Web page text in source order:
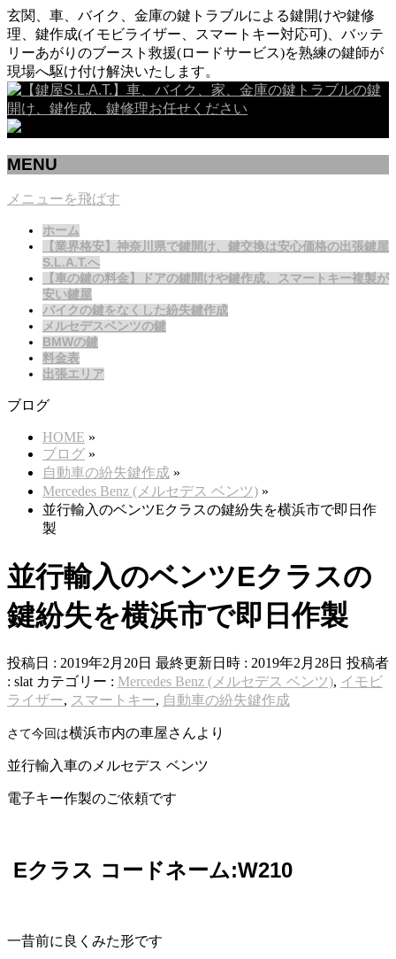
玄関、車、バイク、金庫の鍵トラブルによる鍵開けや鍵修
理、鍵作成(イモビライザー、スマートキー対応可)、バッテ
リーあがりのブースト救援(ロードサービス)を熟練の鍵師が
現場へ駆け付け解決いたします。
MENU
メニューを飛ばす
ホーム
【業界格安】神奈川県で鍵開け、鍵交換は安心価格の出張鍵屋
S.L.A.T.へ
【車の鍵の料金】ドアの鍵開けや鍵作成、スマートキー複製が
安い鍵屋
バイクの鍵をなくした紛失鍵作成
メルセデスベンツの鍵
BMWの鍵
料金表
出張エリア
ブログ
HOME »
ブログ »
自動車の紛失鍵作成 »
Mercedes Benz (メルセデス ベンツ) »
並行輸入のベンツEクラスの鍵紛失を横浜市で即日作
製
並行輸入のベンツEクラスの
鍵紛失を横浜市で即日作製
投稿日 : 2019年2月20日 最終更新日時 : 2019年2月28日 投稿者
: slat カテゴリー : Mercedes Benz (メルセデス ベンツ), イモビ
ライザー, スマートキー, 自動車の紛失鍵作成
さて今回は横浜市内の車屋さんより
並行輸入車のメルセデス ベンツ
電子キー作製のご依頼です
Eクラス コードネーム:W210
一昔前に良くみた形です